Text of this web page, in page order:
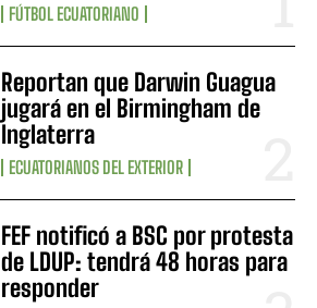
FÚTBOL ECUATORIANO
Reportan que Darwin Guagua
jugará en el Birmingham de
Inglaterra
ECUATORIANOS DEL EXTERIOR
FEF notificó a BSC por protesta
de LDUP: tendrá 48 horas para
responder